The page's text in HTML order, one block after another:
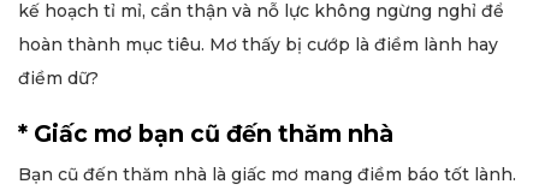
kế hoạch tỉ mỉ, cẩn thận và nỗ lực không ngừng nghỉ để
hoàn thành mục tiêu. Mơ thấy bị cướp là điềm lành hay
điềm dữ?
* Giấc mơ bạn cũ đến thăm nhà
Bạn cũ đến thăm nhà là giấc mơ mang điềm báo tốt lành.